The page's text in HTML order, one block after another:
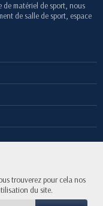
de matériel de sport, nous
de salle de sport, espace
trouverez pour cela nos
du site.